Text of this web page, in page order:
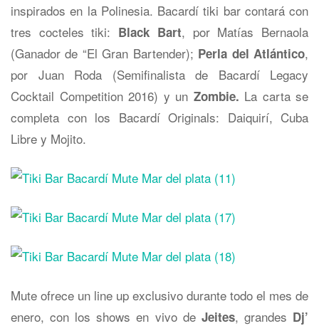
inspirados en la Polinesia. Bacardí tiki bar contará con
tres cocteles tiki: Black Bart, por Matías Bernaola
(Ganador de “El Gran Bartender); Perla del Atlántico,
por Juan Roda (Semifinalista de Bacardí Legacy
Cocktail Competition 2016) y un Zombie. La carta se
completa con los Bacardí Originals: Daiquirí, Cuba
Libre y Mojito.
Mute ofrece un line up exclusivo durante todo el mes de
enero, con los shows en vivo de Jeites, grandes Dj’